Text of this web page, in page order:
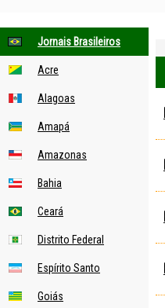
Jornais Brasileiros
Acre
Alagoas
Amapá
Amazonas
Bahia
Ceará
Distrito Federal
Espírito Santo
Goiás